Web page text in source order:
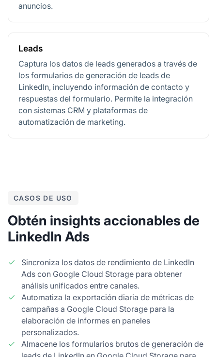
anuncios.
Leads
Captura los datos de leads generados a través de
los formularios de generación de leads de
LinkedIn, incluyendo información de contacto y
respuestas del formulario. Permite la integración
con sistemas CRM y plataformas de
automatización de marketing.
CASOS DE USO
Obtén insights accionables de
LinkedIn Ads
Sincroniza los datos de rendimiento de LinkedIn
Ads con Google Cloud Storage para obtener
análisis unificados entre canales.
Automatiza la exportación diaria de métricas de
campañas a Google Cloud Storage para la
elaboración de informes en paneles
personalizados.
Almacene los formularios brutos de generación de